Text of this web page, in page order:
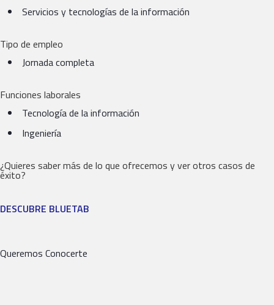
Servicios y tecnologías de la información
Tipo de empleo
Jornada completa
Funciones laborales
Tecnología de la información
Ingeniería
¿Quieres saber más de lo que ofrecemos y ver otros casos de
éxito?
DESCUBRE BLUETAB
Queremos Conocerte